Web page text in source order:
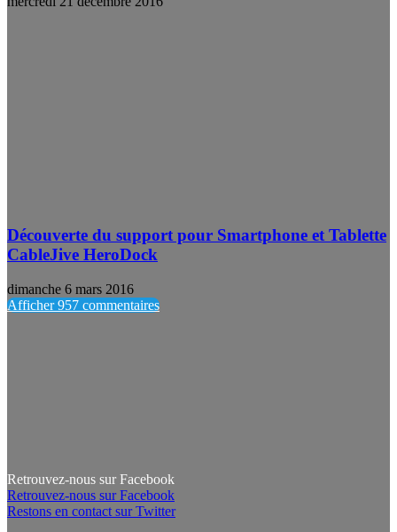
Découverte du support pour Smartphone et Tablette
CableJive HeroDock
dimanche 6 mars 2016
Afficher 957 commentaires
Retrouvez-nous sur Facebook
Retrouvez-nous sur Facebook
Restons en contact sur Twitter